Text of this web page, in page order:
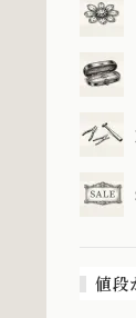
値段